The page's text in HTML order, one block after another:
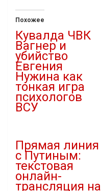
Похожее
Кувалда ЧВК
Вагнер и
убийство
Евгения
Нужина как
тонкая игра
психологов
ВСУ
Прямая линия
с Путиным:
текстовая
онлайн-
трансляция на